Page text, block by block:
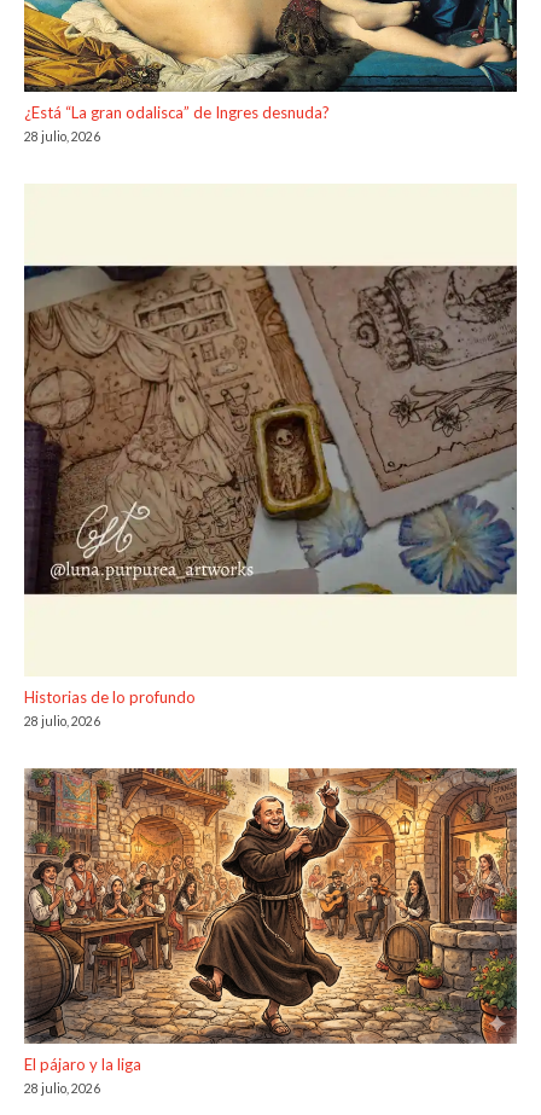
¿Está “La gran odalisca” de Ingres desnuda?
28 julio, 2026
Historias de lo profundo
28 julio, 2026
El pájaro y la liga
28 julio, 2026